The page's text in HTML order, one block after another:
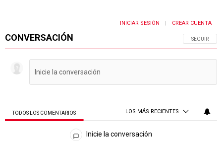
CONVERSACIÓN SIGA ESTA
SEGUIR
INICIAR SESIÓN CREAR CUENTA
TODOS LOS COMENTARIOS LOS MÁS RECIENTES
Todos los comentarios
Inicie la conversación